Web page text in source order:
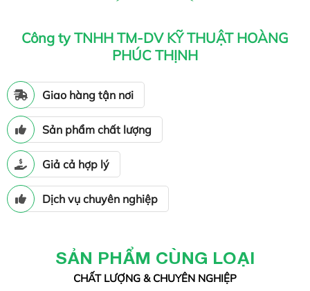
Công ty TNHH TM-DV KỸ THUẬT HOÀNG
PHÚC THỊNH
Giao hàng tận nơi
Sản phẩm chất lượng
Giả cả hợp lý
Dịch vụ chuyên nghiệp
SẢN PHẨM CÙNG LOẠI
CHẤT LƯỢNG & CHUYÊN NGHIỆP